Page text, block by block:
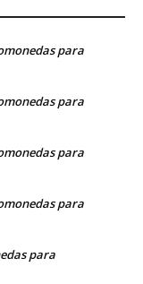
para
para
para
para
para